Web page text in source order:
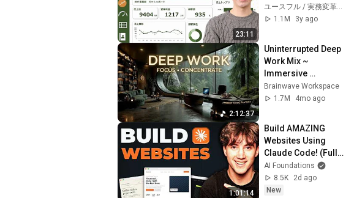
23:11
者でも簡単！（エク
セル/資料作成）
ユースフル / 実務変革のプロ
1.1M
3y ago
2:12:37
Uninterrupted Deep
Work Mix ~
Immersive
Productivity
Soundscape ~
Brainwave Workspace
1.7M
4mo ago
1:01:14
Build AMAZING
Websites Using
Claude Code! (Full
Guide)
AI Foundations
8.5K
2d ago
New